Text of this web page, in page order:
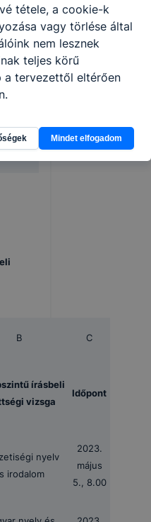
2022.
B C
írásbeli
vizsga
Időpont
nyelv
irodalom
2023.
május
5., 8.00
tétele, a cookie-k
vagy törlése által
nem lesznek
teljes körű
a tervezettől eltérően
Mindet elfogadom